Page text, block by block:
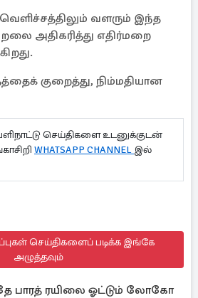
வளரும் இந்த
அதிகரித்து எதிர்மறை
குறைத்து, நிம்மதியான
செய்திகளை உடனுக்குடன்
WHATSAPP CHANNEL இல்
செய்திகளைப் படிக்க இங்கே
அழுத்தவும்
பாரத் ரயிலை ஓட்டும் லோகோ